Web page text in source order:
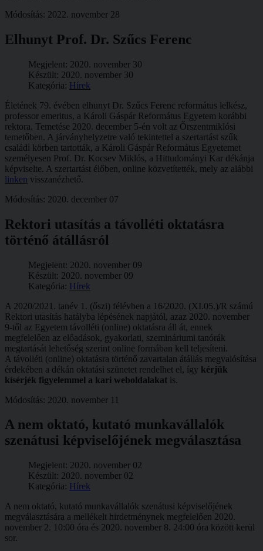
Módosítás: 2022. november 28
Elhunyt Prof. Dr. Szűcs Ferenc
Megjelent: 2020. november 30
Készült: 2020. november 30
Kategória: Hírek
Életének 79. évében elhunyt Dr. Szűcs Ferenc református lelkész,
professor emeritus, a Károli Gáspár Református Egyetem korábbi
rektora. Temetése 2020. december 5-én volt az Őrszentmiklósi
temetőben. A járványhelyzetre való tekintettel a szertartást szűk
családi körben tartották, a Károli Gáspár Református Egyetemet
személyesen Prof. Dr. Kocsev Miklós, a Hittudományi Kar dékánja
képviselte. A szertartást élőben, online közvetítették, mely az alábbi
linken visszanézhető.
Módosítás: 2020. december 07
Rektori utasítás a távolléti oktatásra
történő átállásról
Megjelent: 2020. november 09
Készült: 2020. november 09
Kategória: Hírek
A 2020/2021. tanév 1. (őszi) félévben a 16/2020. (XI.05.)/R számú
Rektori utasítás hatályba lépésének napjától, azaz 2020. november
9-től az Egyetem távolléti (online) oktatásra áll át, ennek
megfelelően az előadások, gyakorlati, szemináriumi tanórák
megtartását lehetőség szerint online formában kell teljesíteni.
A távolléti (online) oktatásra történő zavartalan átállás megvalósítása
érdekében a dékán oktatási szünetet rendelhet el, így kérjük
kísérjék figyelemmel a kari weboldalakat is.
Módosítás: 2020. november 11
A nem oktató, kutató munkavállalók
szenátusi képviselőjének megválasztása
Megjelent: 2020. november 02
Készült: 2020. november 02
Kategória: Hírek
A nem oktató, kutató munkavállalók szenátusi képviselőjének
megválasztására a mellékelt hirdetménynek megfelelően 2020.
november 2. 10:00 óra és 2020. november 8. 24:00 óra között kerül
sor.